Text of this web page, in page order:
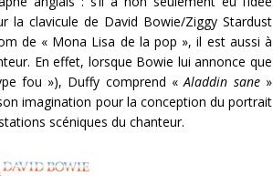
la clavicule de David Bowie/Ziggy Stardust
de « Mona Lisa de la pop », il est aussi à
En effet, lorsque Bowie lui annonce que
fou »), Duffy comprend «Aladdin sane»
imagination pour la conception du portrait
scéniques du chanteur.